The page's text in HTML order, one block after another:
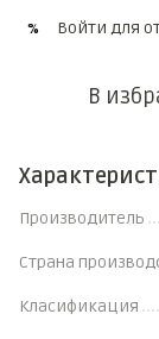
% Войти для
В
Производитель
Страна
Класификация